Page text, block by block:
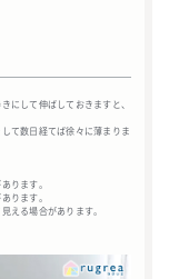
にして伸ばしておきますと、
て数日経てば徐々に薄まりま
ります。
ります。
える場合があります。